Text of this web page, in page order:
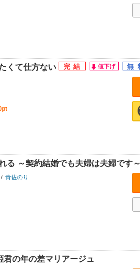
くて仕方ない
る ～契約結婚でも夫婦は夫婦です～
/ 青佐のり
の年の差マリアージュ